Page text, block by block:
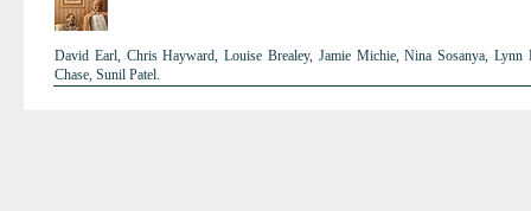
David Earl, Chris Hayward, Louise Brealey, Jamie Michie, Nina Sosanya,
Chase, Sunil Patel.